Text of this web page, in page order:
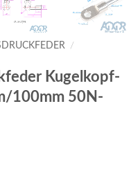
/
Kugelkopf-
100mm 50N-